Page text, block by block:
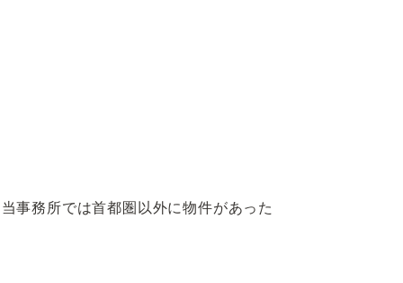
事務所では首都圏以外に物件があった